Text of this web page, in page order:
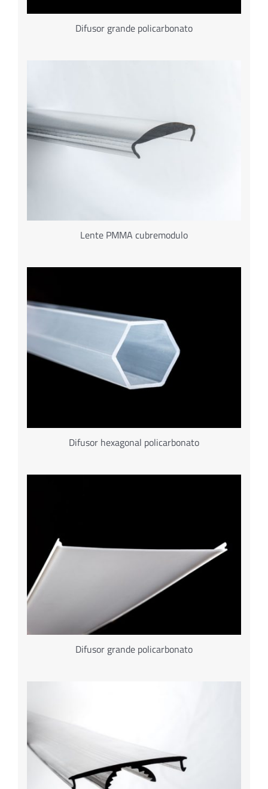
Difusor grande policarbonato
Lente PMMA cubremodulo
Difusor hexagonal policarbonato
Difusor grande policarbonato